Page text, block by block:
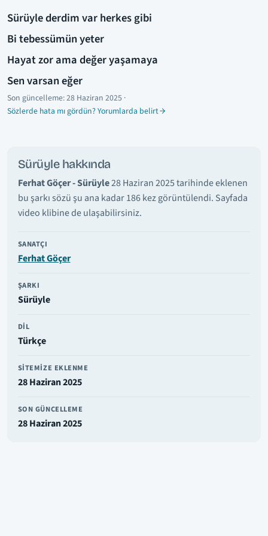
Sürüyle derdim var herkes gibi
Bi tebessümün yeter
Hayat zor ama değer yaşamaya
Sen varsan eğer
Son güncelleme:28 Haziran 2025 ·
Sözlerde hata mı gördün? Yorumlarda belirt
Sürüyle hakkında
Ferhat Göçer - Sürüyle28 Haziran 2025 tarihinde eklenen
bu şarkı sözü şu ana kadar 186 kez görüntülendi. Sayfada
video klibine de ulaşabilirsiniz.
SANATÇI
Ferhat Göçer
ŞARKI
Sürüyle
DIL
Türkçe
SITEMIZE EKLENME
28 Haziran 2025
SON GÜNCELLEME
28 Haziran 2025